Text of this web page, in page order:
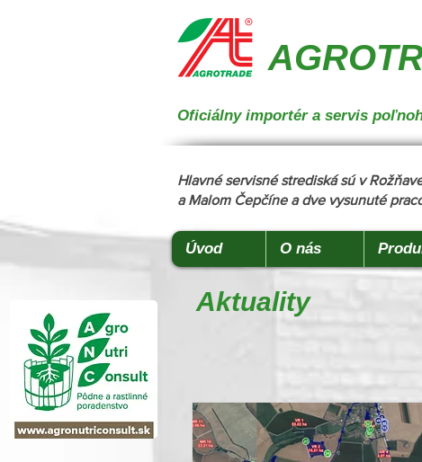
Oficiálny importér a servis
Hlavné servisné strediská sú v
a Malom Čepčíne a dve vysunuté
Úvod O nás
Aktuality